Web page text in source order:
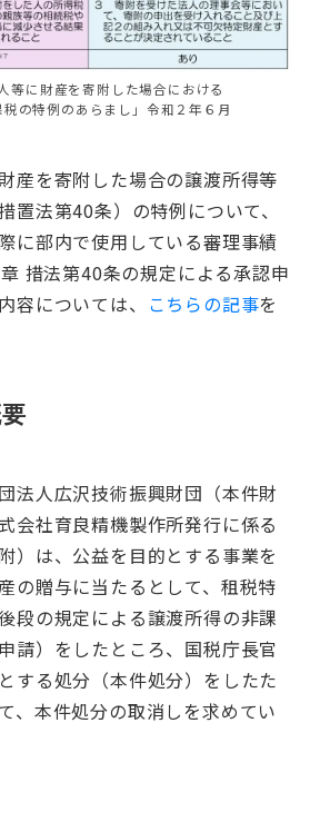
等に財産を寄附した場合における
の特例のあらまし」令和２年６月
産を寄附した場合の譲渡所得等
置法第40条）の特例について、
に部内で使用している審理事績
措法第40条の規定による承認申
容については、 こちらの記事を
法人広沢技術振興財団（本件財
会社育良精機製作所発行に係る
）は、公益を目的とする事業を
の贈与に当たるとして、租税特
段の規定による譲渡所得の非課
請）をしたところ、国税庁長官
する処分（本件処分）をしたた
、本件処分の取消しを求めてい